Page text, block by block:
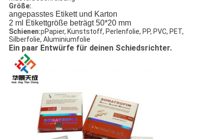
Größe:
angepasstes Etikett und Karton
2 ml Etikettgröße beträgt 50*20 mm
Schienen:pPapier, Kunststoff, Perlenfolie, PP, PVC, PET,
Silberfolie, Aluminiumfolie
Ein paar Entwürfe für deinen Schiedsrichter.